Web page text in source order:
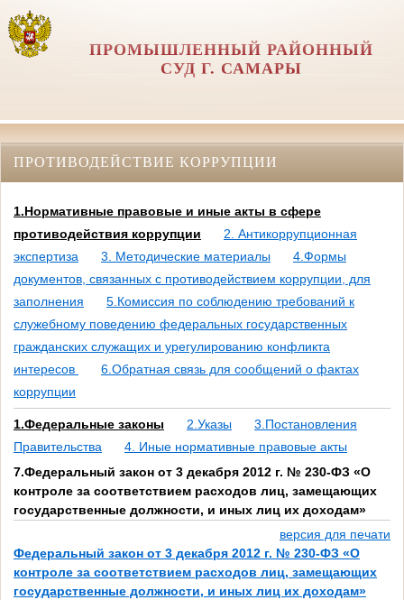
ПРОМЫШЛЕННЫЙ РАЙОННЫЙ
СУД Г. САМАРЫ
ПРОТИВОДЕЙСТВИЕ КОРРУПЦИИ
1.Нормативные правовые и иные акты в сфере
противодействия коррупции
2. Антикоррупционная
экспертиза
3. Методические материалы
4.Формы
документов, связанных с противодействием коррупции, для
заполнения
5.Комиссия по соблюдению требований к
служебному поведению федеральных государственных
гражданских служащих и урегулированию конфликта
интересов
6.Обратная связь для сообщений о фактах
коррупции
1.Федеральные законы 2.Указы
3.Постановления
Правительства
4. Иные нормативные правовые акты
7.Федеральный закон от 3 декабря 2012 г. № 230-ФЗ «О
контроле за соответствием расходов лиц, замещающих
государственные должности, и иных лиц их доходам»
версия для печати
Федеральный закон от 3 декабря 2012 г. № 230-ФЗ «О
контроле за соответствием расходов лиц, замещающих
государственные должности, и иных лиц их доходам»